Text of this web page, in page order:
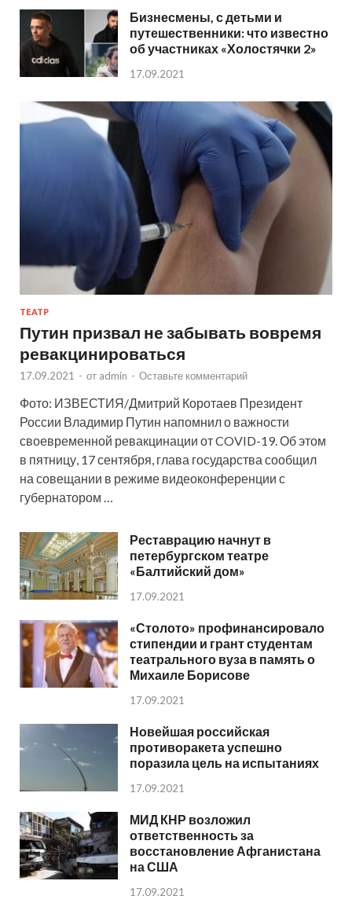
Бизнесмены, с детьми и
путешественники: что известно
об участниках «Холостячки 2»
17.09.2021
ТЕАТР
Путин призвал не забывать вовремя
ревакцинироваться
17.09.2021 - от admin - Оставьте комментарий
Фото: ИЗВЕСТИЯ/Дмитрий Коротаев Президент
России Владимир Путин напомнил о важности
своевременной ревакцинации от COVID-19. Об этом
в пятницу, 17 сентября, глава государства сообщил
на совещании в режиме видеоконференции с
губернатором …
Реставрацию начнут в
петербургском театре
«Балтийский дом»
17.09.2021
«Столото» профинансировало
стипендии и грант студентам
театрального вуза в память о
Михаиле Борисове
17.09.2021
Новейшая российская
противоракета успешно
поразила цель на испытаниях
17.09.2021
МИД КНР возложил
ответственность за
восстановление Афганистана
на США
17.09.2021